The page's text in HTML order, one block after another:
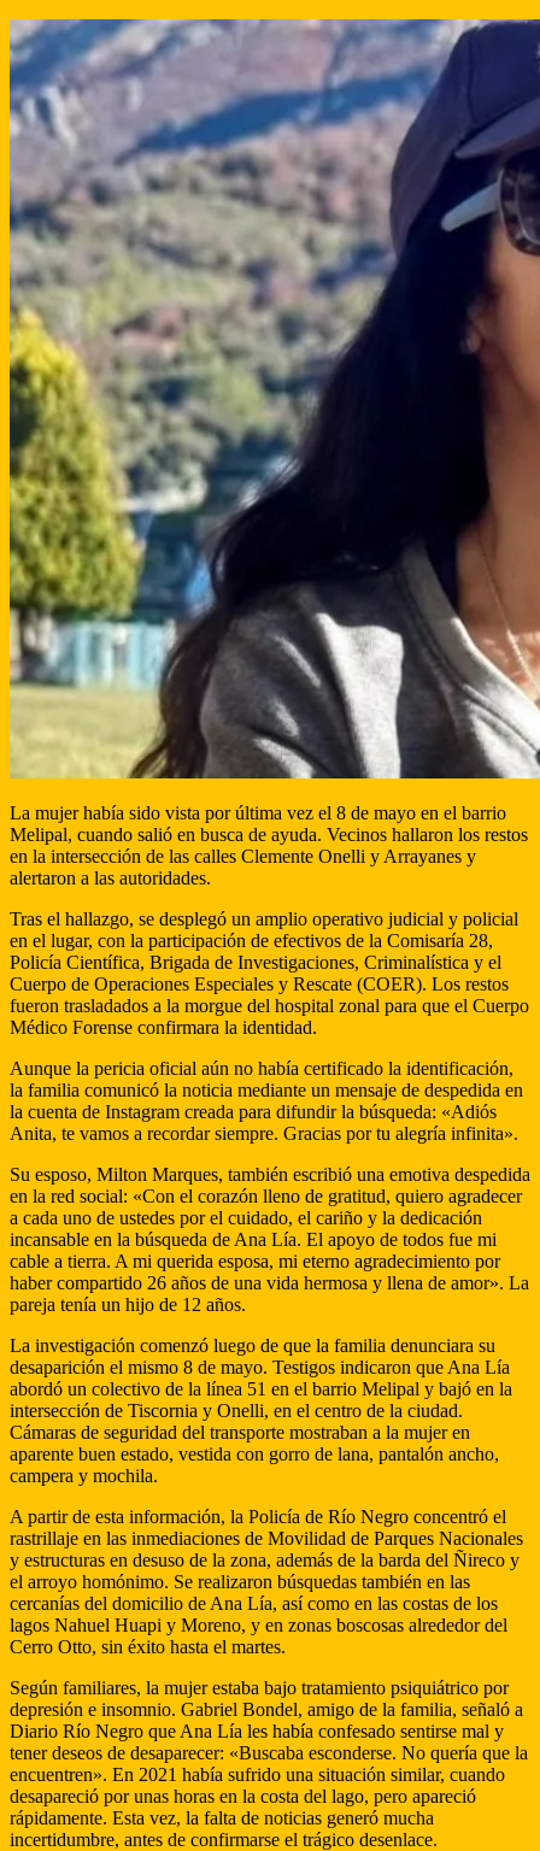
La mujer había sido vista por última vez el 8 de mayo en el barrio
Melipal, cuando salió en busca de ayuda. Vecinos hallaron los restos
en la intersección de las calles Clemente Onelli y Arrayanes y
alertaron a las autoridades.
Tras el hallazgo, se desplegó un amplio operativo judicial y policial
en el lugar, con la participación de efectivos de la Comisaría 28,
Policía Científica, Brigada de Investigaciones, Criminalística y el
Cuerpo de Operaciones Especiales y Rescate (COER). Los restos
fueron trasladados a la morgue del hospital zonal para que el Cuerpo
Médico Forense confirmara la identidad.
Aunque la pericia oficial aún no había certificado la identificación,
la familia comunicó la noticia mediante un mensaje de despedida en
la cuenta de Instagram creada para difundir la búsqueda: «Adiós
Anita, te vamos a recordar siempre. Gracias por tu alegría infinita».
Su esposo, Milton Marques, también escribió una emotiva despedida
en la red social: «Con el corazón lleno de gratitud, quiero agradecer
a cada uno de ustedes por el cuidado, el cariño y la dedicación
incansable en la búsqueda de Ana Lía. El apoyo de todos fue mi
cable a tierra. A mi querida esposa, mi eterno agradecimiento por
haber compartido 26 años de una vida hermosa y llena de amor». La
pareja tenía un hijo de 12 años.
La investigación comenzó luego de que la familia denunciara su
desaparición el mismo 8 de mayo. Testigos indicaron que Ana Lía
abordó un colectivo de la línea 51 en el barrio Melipal y bajó en la
intersección de Tiscornia y Onelli, en el centro de la ciudad.
Cámaras de seguridad del transporte mostraban a la mujer en
aparente buen estado, vestida con gorro de lana, pantalón ancho,
campera y mochila.
A partir de esta información, la Policía de Río Negro concentró el
rastrillaje en las inmediaciones de Movilidad de Parques Nacionales
y estructuras en desuso de la zona, además de la barda del Ñireco y
el arroyo homónimo. Se realizaron búsquedas también en las
cercanías del domicilio de Ana Lía, así como en las costas de los
lagos Nahuel Huapi y Moreno, y en zonas boscosas alrededor del
Cerro Otto, sin éxito hasta el martes.
Según familiares, la mujer estaba bajo tratamiento psiquiátrico por
depresión e insomnio. Gabriel Bondel, amigo de la familia, señaló a
Diario Río Negro que Ana Lía les había confesado sentirse mal y
tener deseos de desaparecer: «Buscaba esconderse. No quería que la
encuentren». En 2021 había sufrido una situación similar, cuando
desapareció por unas horas en la costa del lago, pero apareció
rápidamente. Esta vez, la falta de noticias generó mucha
incertidumbre, antes de confirmarse el trágico desenlace.